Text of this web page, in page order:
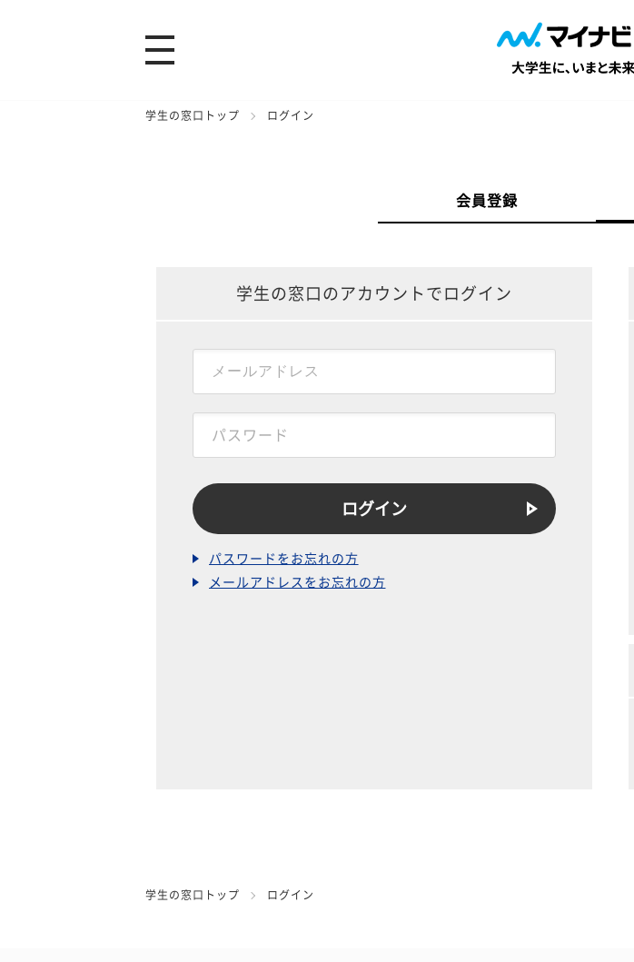
学生の窓口トップ ログイン
会員登録
学生の窓口のアカウントでログイン
パスワードをお忘れの方
メールアドレスをお忘れの方
学生の窓口トップ ログイン